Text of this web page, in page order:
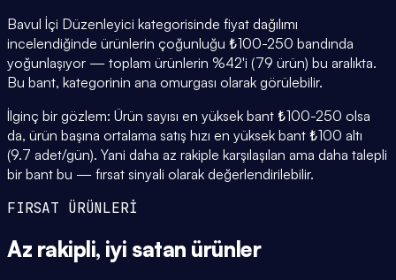
Bavul İçi Düzenleyici kategorisinde fiyat dağılımı
incelendiğinde ürünlerin çoğunluğu ₺100-250 bandında
yoğunlaşıyor — toplam ürünlerin %42'i (79 ürün) bu aralıkta.
Bu bant, kategorinin ana omurgası olarak görülebilir.
İlginç bir gözlem: Ürün sayısı en yüksek bant ₺100-250 olsa
da, ürün başına ortalama satış hızı en yüksek bant ₺100 altı
(9.7 adet/gün). Yani daha az rakiple karşılaşılan ama daha talepli
bir bant bu — fırsat sinyali olarak değerlendirilebilir.
FIRSAT ÜRÜNLERİ
Az rakipli, iyi satan ürünler